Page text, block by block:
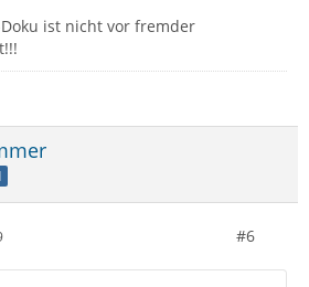
Doku ist nicht vor fremder
#6